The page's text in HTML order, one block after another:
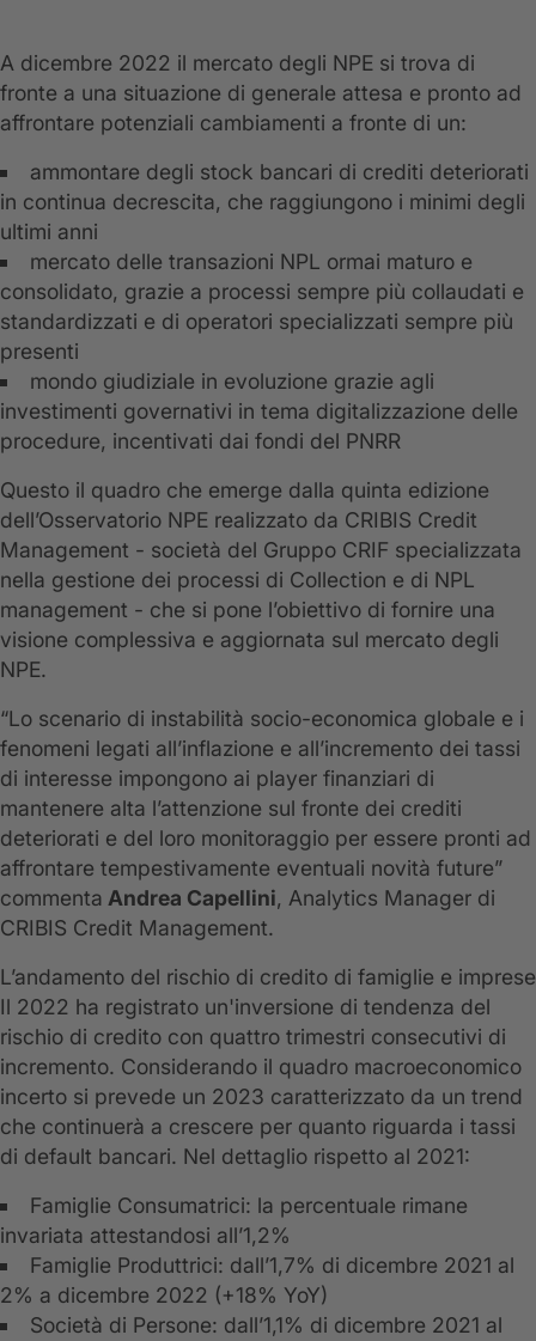
A dicembre 2022 il mercato degli NPE si trova di
fronte a una situazione di generale attesa e pronto ad
affrontare potenziali cambiamenti a fronte di un:
ammontare degli stock bancari di crediti deteriorati
in continua decrescita, che raggiungono i minimi degli
ultimi anni
mercato delle transazioni NPL ormai maturo e
consolidato, grazie a processi sempre più collaudati e
standardizzati e di operatori specializzati sempre più
presenti
mondo giudiziale in evoluzione grazie agli
investimenti governativi in tema digitalizzazione delle
procedure, incentivati dai fondi del PNRR
Questo il quadro che emerge dalla quinta edizione
dell’Osservatorio NPE realizzato da CRIBIS Credit
Management - società del Gruppo CRIF specializzata
nella gestione dei processi di Collection e di NPL
management - che si pone l’obiettivo di fornire una
visione complessiva e aggiornata sul mercato degli
NPE.
“Lo scenario di instabilità socio-economica globale e i
fenomeni legati all’inflazione e all’incremento dei tassi
di interesse impongono ai player finanziari di
mantenere alta l’attenzione sul fronte dei crediti
deteriorati e del loro monitoraggio per essere pronti ad
affrontare tempestivamente eventuali novità future”
commenta Andrea Capellini, Analytics Manager di
CRIBIS Credit Management.
L’andamento del rischio di credito di famiglie e imprese
Il 2022 ha registrato un'inversione di tendenza del
rischio di credito con quattro trimestri consecutivi di
incremento. Considerando il quadro macroeconomico
incerto si prevede un 2023 caratterizzato da un trend
che continuerà a crescere per quanto riguarda i tassi
di default bancari. Nel dettaglio rispetto al 2021:
Famiglie Consumatrici: la percentuale rimane
invariata attestandosi all’1,2%
Famiglie Produttrici: dall’1,7% di dicembre 2021 al
2% a dicembre 2022 (+18% YoY)
Società di Persone: dall’1,1% di dicembre 2021 al